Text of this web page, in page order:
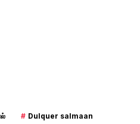
# Dulquer salmaan